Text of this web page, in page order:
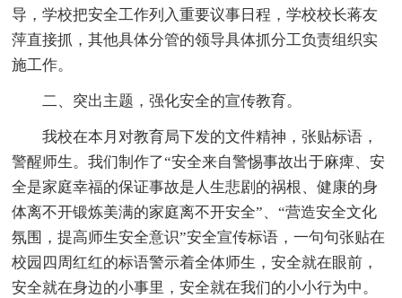
导，学校把安全工作列入重要议事日程，学校校长蒋友
萍直接抓，其他具体分管的领导具体抓分工负责组织实
施工作。
二、突出主题，强化安全的宣传教育。
我校在本月对教育局下发的文件精神，张贴标语，
警醒师生。我们制作了“安全来自警惕事故出于麻痺、安
全是家庭幸福的保证事故是人生悲剧的祸根、健康的身
体离不开锻炼美满的家庭离不开安全”、“营造安全文化
氛围，提高师生安全意识”安全宣传标语，一句句张贴在
校园四周红红的标语警示着全体师生，安全就在眼前，
安全就在身边的小事里，安全就在我们的小小行为中。